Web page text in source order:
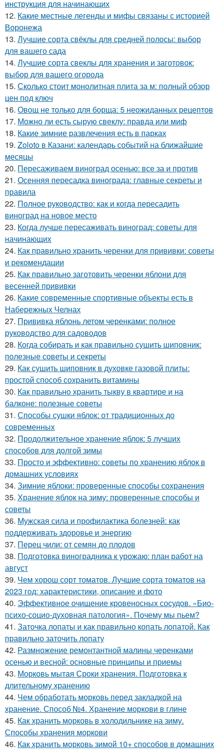
инструкция для начинающих
12. Какие местные легенды и мифы связаны с историей
Воронежа
13. Лучшие сорта свёклы для средней полосы: выбор
для вашего сада
14. Лучшие сорта свеклы для хранения и заготовок:
выбор для вашего огорода
15. Сколько стоит монолитная плита за м: полный обзор
цен под ключ
16. Овощ не только для борща: 5 неожиданных рецептов
17. Можно ли есть сырую свеклу: правда или миф
18. Какие зимние развлечения есть в парках
19. Zoloto в Казани: календарь событий на ближайшие
месяцы
20. Пересаживаем виноград осенью: все за и против
21. Осенняя пересадка винограда: главные секреты и
правила
22. Полное руководство: как и когда пересадить
виноград на новое место
23. Когда лучше пересаживать виноград: советы для
начинающих
24. Как правильно хранить черенки для прививки: советы
и рекомендации
25. Как правильно заготовить черенки яблони для
весенней прививки
26. Какие современные спортивные объекты есть в
Набережных Челнах
27. Прививка яблонь летом черенками: полное
руководство для садоводов
28. Когда собирать и как правильно сушить шиповник:
полезные советы и секреты
29. Как сушить шиповник в духовке газовой плиты:
простой способ сохранить витамины
30. Как правильно хранить тыкву в квартире и на
балконе: полезные советы
31. Способы сушки яблок: от традиционных до
современных
32. Продолжительное хранение яблок: 5 лучших
способов для долгой зимы
33. Просто и эффективно: советы по хранению яблок в
домашних условиях
34. Зимние яблоки: проверенные способы сохранения
35. Хранение яблок на зиму: проверенные способы и
советы
36. Мужская сила и профилактика болезней: как
поддерживать здоровье и энергию
37. Перец чили: от семян до плодов
38. Подготовка виноградника к урожаю: план работ на
август
39. Чем хорош сорт томатов. Лучшие сорта томатов на
2023 год: характеристики, описание и фото
40. Эффективное очищение кровеносных сосудов. «Био-
психо-социо-духовная патология». Почему мы пьем?
41. Заточка лопаты и как правильно копать лопатой. Как
правильно заточить лопату
42. Размножение ремонтантной малины черенками
осенью и весной: основные принципы и приемы
43. Морковь мытая Сроки хранения. Подготовка к
длительному хранению
44. Чем обработать морковь перед закладкой на
хранение. Способ №4. Хранение моркови в глине
45. Как хранить морковь в холодильнике на зиму.
Способы хранения моркови
46. Как хранить морковь зимой 10+ способов в домашних